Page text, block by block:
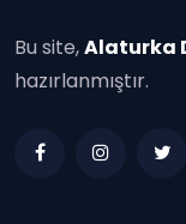
Bu site,Alaturka
hazırlanmıştır.